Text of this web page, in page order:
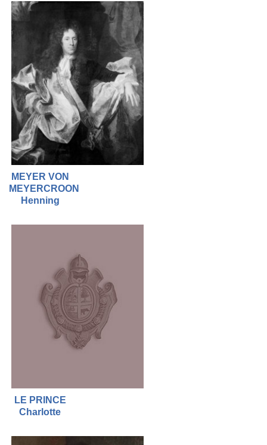
MEYER VON
MEYERCROON
Henning
LE PRINCE
Charlotte